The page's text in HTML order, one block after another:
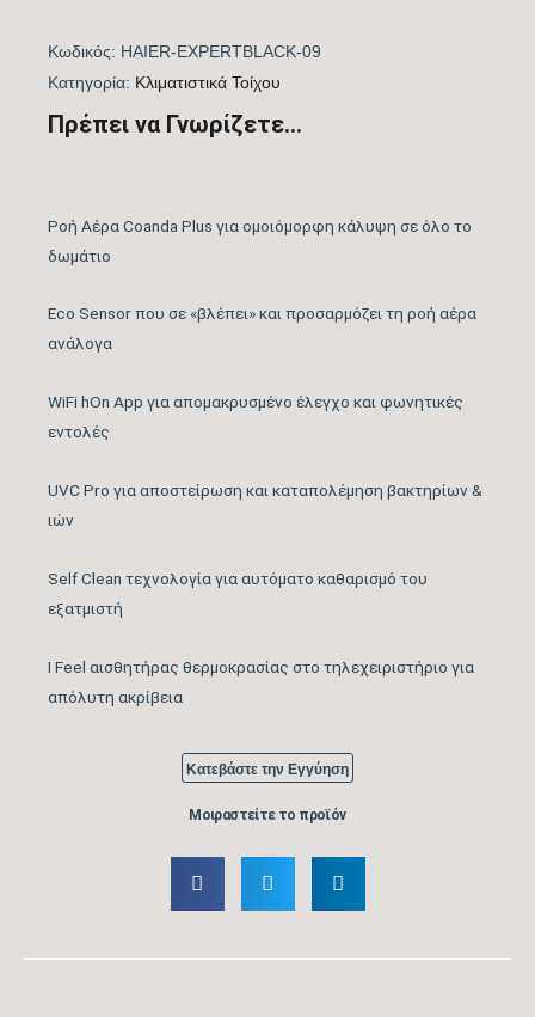
Κωδικός: HAIER-EXPERTBLACK-09
Kατηγορία: Kλιματιστικά Τοίχου
Πρέπει να Γνωρίζετε...
Ροή Αέρα Coanda Plus για ομοιόμορφη κάλυψη σε όλο το
δωμάτιο
Eco Sensor που σε «βλέπει» και προσαρμόζει τη ροή αέρα
ανάλογα
WiFi hOn App για απομακρυσμένο έλεγχο και φωνητικές
εντολές
UVC Pro για αποστείρωση και καταπολέμηση βακτηρίων &
ιών
Self Clean τεχνολογία για αυτόματο καθαρισμό του
εξατμιστή
I Feel αισθητήρας θερμοκρασίας στο τηλεχειριστήριο για
απόλυτη ακρίβεια
Μοιραστείτε το προϊόν
Κατεβάστε την Εγγύηση
EUROVENT
ΝΑΙ
Λειτουργία Ψύξη &
ΝΑΙ
Αφύγρανσης
ΝΑΙ
Φίλτρα Καθαρισμού
Μονάδας
Μέγιστος Όγκος
Κάλυψη Χώρου έως …
Κυβικά Μέτρα Κάλυψης
9.554
2.730-10.919